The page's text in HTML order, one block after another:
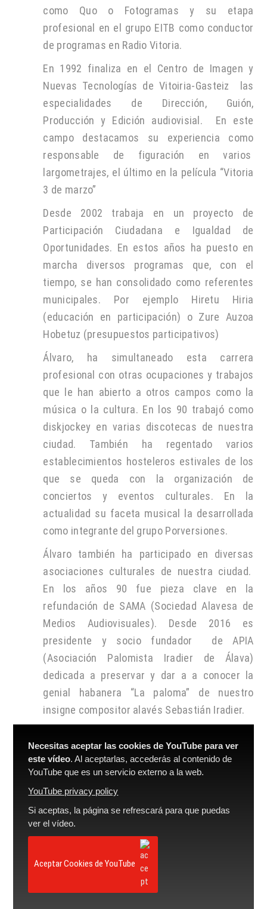
como Quo o Fotogramas y su etapa
profesional en el grupo EITB como conductor
de programas en Radio Vitoria.
En 1992 finaliza en el Centro de Imagen y
Nuevas Tecnologías de Vitoiria-Gasteiz las
especialidades de Dirección, Guión,
Producción y Edición audiovisial. En este
campo destacamos su experiencia como
responsable de figuración en varios
largometrajes, el último en la película “Vitoria
3 de marzo”
Desde 2002 trabaja en un proyecto de
Participación Ciudadana e Igualdad de
Oportunidades. En estos años ha puesto en
marcha diversos programas que, con el
tiempo, se han consolidado como referentes
municipales. Por ejemplo Hiretu Hiria
(educación en participación) o Zure Auzoa
Hobetuz (presupuestos participativos)
Álvaro, ha simultaneado esta carrera
profesional con otras ocupaciones y trabajos
que le han abierto a otros campos como la
música o la cultura. En los 90 trabajó como
diskjockey en varias discotecas de nuestra
ciudad. También ha regentado varios
establecimientos hosteleros estivales de los
que se queda con la organización de
conciertos y eventos culturales. En la
actualidad su faceta musical la desarrollada
como integrante del grupo Porversiones.
Álvaro también ha participado en diversas
asociaciones culturales de nuestra ciudad.
En los años 90 fue pieza clave en la
refundación de SAMA (Sociedad Alavesa de
Medios Audiovisuales). Desde 2016 es
presidente y socio fundador de APIA
(Asociación Palomista Iradier de Álava)
dedicada a preservar y dar a a conocer la
genial habanera “La paloma” de nuestro
insigne compositor alavés Sebastián Iradier.
Necesitas aceptar las cookies de YouTube para ver
este vídeo. Al aceptarlas, accederás al contenido de
YouTube que es un servicio externo a la web.
YouTube privacy policy
Si aceptas, la página se refrescará para que puedas
ver el vídeo.
Aceptar Cookies de YouTube